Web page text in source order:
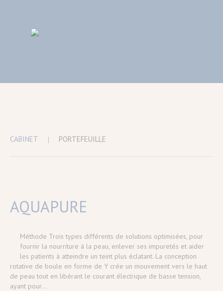
CABINET PORTEFEUILLE
AQUAPURE
Méthode Trois types différents de solutions optimisées, pour
fournir la nourriture à la peau, enlever ses impuretés et aider
les patients à atteindre un teint plus éclatant. La conception
rotative de boule en forme de Y crée un mouvement vers le haut
de peau tout en libérant le courant électrique de basse tension,
ayant pour…